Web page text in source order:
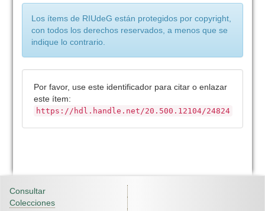
Los ítems de RIUdeG están protegidos por copyright,
con todos los derechos reservados, a menos que se
indique lo contrario.
Por favor, use este identificador para citar o enlazar
este ítem:
https://hdl.handle.net/20.500.12104/24824
Consultar
Colecciones